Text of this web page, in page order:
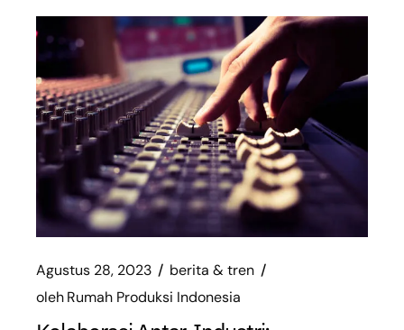
Agustus 28, 2023
berita & tren
olehRumah Produksi Indonesia